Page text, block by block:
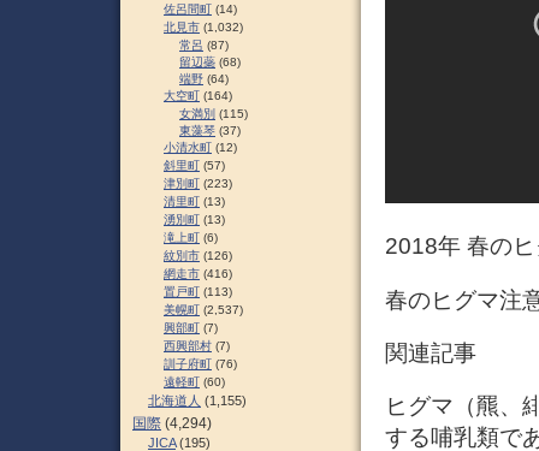
2018年 春の
春のヒグマ注
関連記事
ヒグマ（羆、
する哺乳類で
佐呂間町 (14)
北見市 (1,032)
常呂 (87)
留辺蘂 (68)
端野 (64)
大空町 (164)
女満別 (115)
東藻琴 (37)
小清水町 (12)
斜里町 (57)
津別町 (223)
清里町 (13)
湧別町 (13)
滝上町 (6)
紋別市 (126)
網走市 (416)
置戸町 (113)
美幌町 (2,537)
興部町 (7)
西興部村 (7)
訓子府町 (76)
遠軽町 (60)
北海道人 (1,155)
国際 (4,294)
JICA(195)